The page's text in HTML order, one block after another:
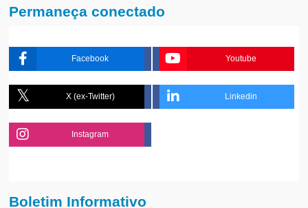
Permaneça conectado
Facebook Youtube
X (ex-Twitter) Linkedin
Instagram
Boletim Informativo